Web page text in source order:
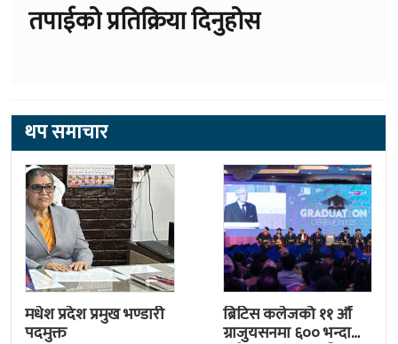
तपाईको प्रतिक्रिया दिनुहोस
थप समाचार
मधेश प्रदेश प्रमुख भण्डारी
पदमुक्त
ब्रिटिस कलेजको ११ औँ
ग्राजुयसनमा ६०० भन्दा